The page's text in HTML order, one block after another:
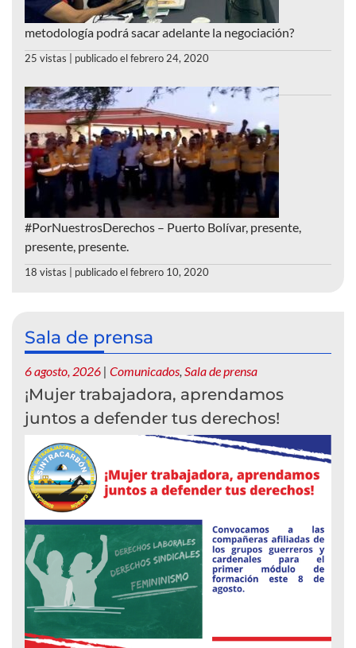
metodología podrá sacar adelante la negociación?
25 vistas publicado el febrero 24, 2020
#PorNuestrosDerechos – Puerto Bolívar, presente,
presente, presente.
18 vistas publicado el febrero 10, 2020
Sala de prensa
6 agosto, 2026 | Comunicados, Sala de prensa
¡Mujer trabajadora, aprendamos
juntos a defender tus derechos!